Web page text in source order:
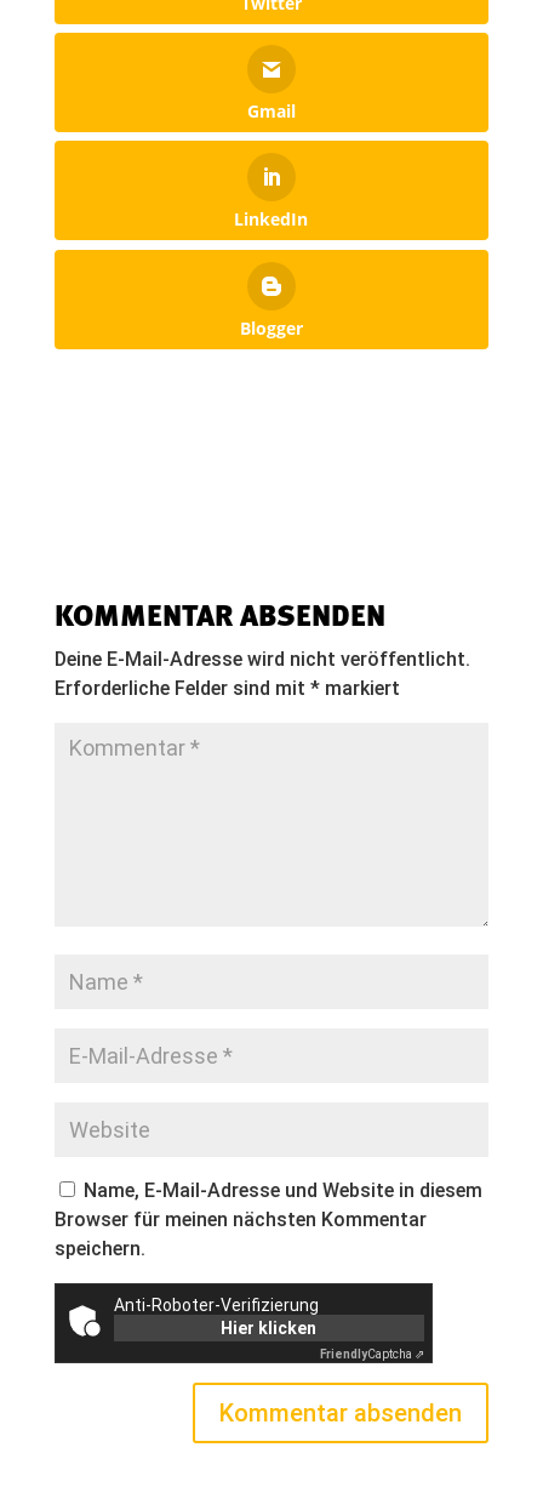
Gmail
LinkedIn
Blogger
KOMMENTAR ABSENDEN
Deine E-Mail-Adresse wird nicht veröffentlicht.
Erforderliche Felder sind mit *markiert
Name, E-Mail-Adresse und Website in diesem
Browser für meinen nächsten Kommentar
speichern.
Anti-Roboter-Verifizierung
Hier klicken
FriendlyCaptcha ⇗